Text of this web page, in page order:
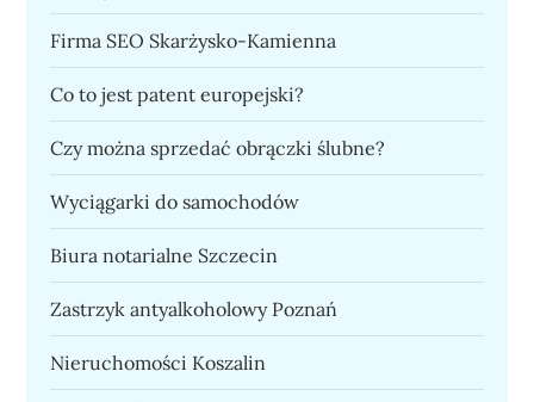
Firma SEO Skarżysko-Kamienna
Co to jest patent europejski?
Czy można sprzedać obrączki ślubne?
Wyciągarki do samochodów
Biura notarialne Szczecin
Zastrzyk antyalkoholowy Poznań
Nieruchomości Koszalin